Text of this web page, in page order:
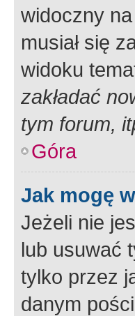
widoczny
musiał się
widoku
zakładać
tym forum,
Góra
Jak mogę
Jeżeli nie
lub usuwać
tylko przez
danym